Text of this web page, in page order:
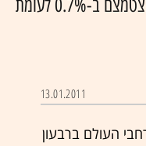
בשוק, זאת אף שנתח השוק שלה הצטמצם ב-0.7% לעומת
13.01.2011
העולם ברבעון